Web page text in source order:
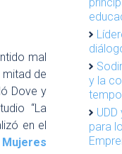
mal
mitad de
Dove y
“La
en el
Mujeres
y la
para